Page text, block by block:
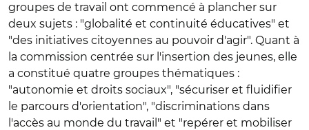
groupes de travail ont commencé à plancher sur
deux sujets : "globalité et continuité éducatives" et
"des initiatives citoyennes au pouvoir d'agir". Quant à
la commission centrée sur l'insertion des jeunes, elle
a constitué quatre groupes thématiques :
"autonomie et droits sociaux", "sécuriser et fluidifier
le parcours d'orientation", "discriminations dans
l'accès au monde du travail" et "repérer et mobiliser